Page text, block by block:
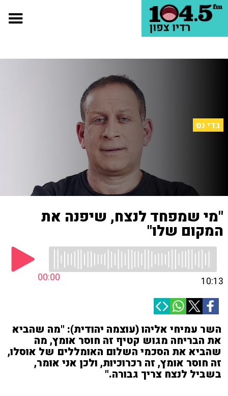
גדי נס
"מי שמפחד לנצח, שיפנה את
המקום שלו"
00:00 10:13
השר עמיחי אליהו (עוצמה יהודית): "מה שהביא
את הבריחה מגוש קטיף זה חוסר אומץ, מה
שהביא את הסכמי השלום האומללים של אוסלו,
זה חוסר אומץ, זה רכרוכיות, ולכן אני אומר,
בשביל לנצח צריך גבורה."